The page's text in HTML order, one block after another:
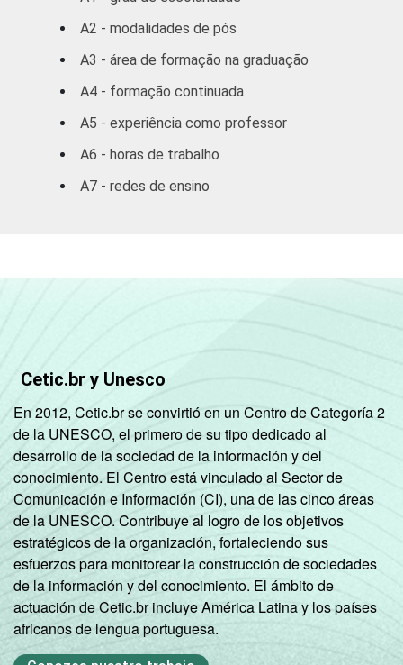
Oeste
Nordeste
DEPENDÊNCIA
Fundamental
ano do
Ensino
Fundamental
2
2º ano do
Ensino
Médio
-
COMPUTADOR
INSTALADO NO
LABORATÓRIO DE
INFORMÁTICA
Tem
Não tem
A2 - modalidades de pós
A3 - área de formação na graduação
A4 - formação continuada
A5 - experiência como professor
A6 - horas de trabalho
A7 - redes de ensino
Cetic.br y Unesco
En 2012, Cetic.br se convirtió en un Centro de Categoría 2
de la UNESCO, el primero de su tipo dedicado al
desarrollo de la sociedad de la información y del
conocimiento. El Centro está vinculado al Sector de
Comunicación e Información (CI), una de las cinco áreas
de la UNESCO. Contribuye al logro de los objetivos
estratégicos de la organización, fortaleciendo sus
esfuerzos para monitorear la construcción de sociedades
de la información y del conocimiento. El ámbito de
actuación de Cetic.br incluye América Latina y los países
africanos de lengua portuguesa.